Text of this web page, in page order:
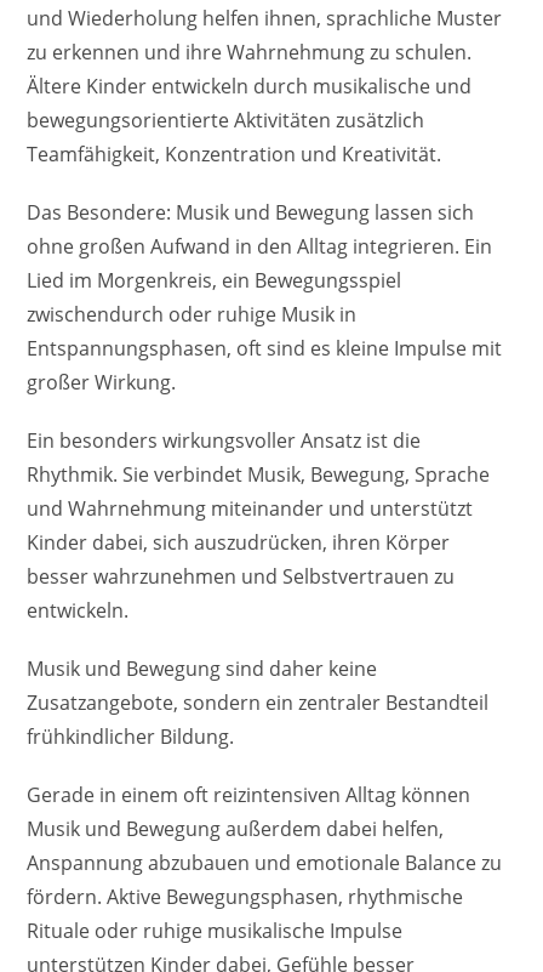
und Wiederholung helfen ihnen, sprachliche Muster
zu erkennen und ihre Wahrnehmung zu schulen.
Ältere Kinder entwickeln durch musikalische und
bewegungsorientierte Aktivitäten zusätzlich
Teamfähigkeit, Konzentration und Kreativität.
Das Besondere: Musik und Bewegung lassen sich
ohne großen Aufwand in den Alltag integrieren. Ein
Lied im Morgenkreis, ein Bewegungsspiel
zwischendurch oder ruhige Musik in
Entspannungsphasen, oft sind es kleine Impulse mit
großer Wirkung.
Ein besonders wirkungsvoller Ansatz ist die
Rhythmik. Sie verbindet Musik, Bewegung, Sprache
und Wahrnehmung miteinander und unterstützt
Kinder dabei, sich auszudrücken, ihren Körper
besser wahrzunehmen und Selbstvertrauen zu
entwickeln.
Musik und Bewegung sind daher keine
Zusatzangebote, sondern ein zentraler Bestandteil
frühkindlicher Bildung.
Gerade in einem oft reizintensiven Alltag können
Musik und Bewegung außerdem dabei helfen,
Anspannung abzubauen und emotionale Balance zu
fördern. Aktive Bewegungsphasen, rhythmische
Rituale oder ruhige musikalische Impulse
unterstützen Kinder dabei, Gefühle besser